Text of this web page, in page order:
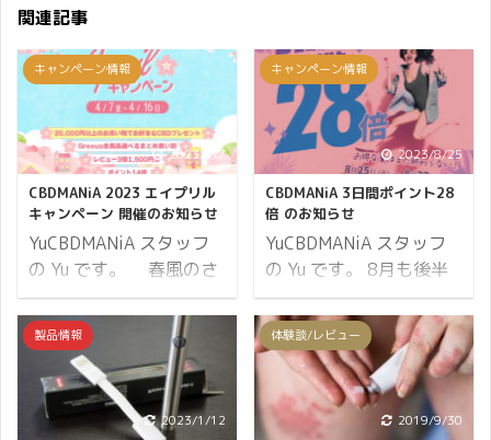
関連記事
キャンペーン情報
2023/4/7
CBDMANiA 2023 エイプリル
キャンペーン 開催のお知らせ
YuCBDMANiA スタッフ
の Yu です。 春風のさ
わやかな季節を迎えまし
た。 体調を崩しやすい時
期でもあります、CBD で
心身を整えてお過ごしく
ださいね。 本日より
CBDMANiA は、エイプリ
キャンペーン情報
2023/8/25
CBDMANiA 3日間ポイント28
倍 のお知らせ
YuCBDMANiA スタッフ
の Yu です。 8月も後半
に突入しています。 暦上
は既に秋。 皆さんいかが
お過ごしでしょうか？ 秋
といえば、紅葉や食事、
読書など… 楽しみがたく
さんありますね♪ また、
製品情報
2023/1/12
体験談/レビュー
2019/9/30